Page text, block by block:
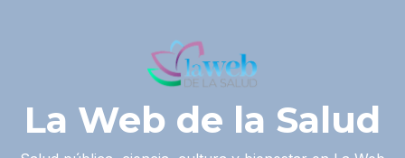
La Web de la Salud